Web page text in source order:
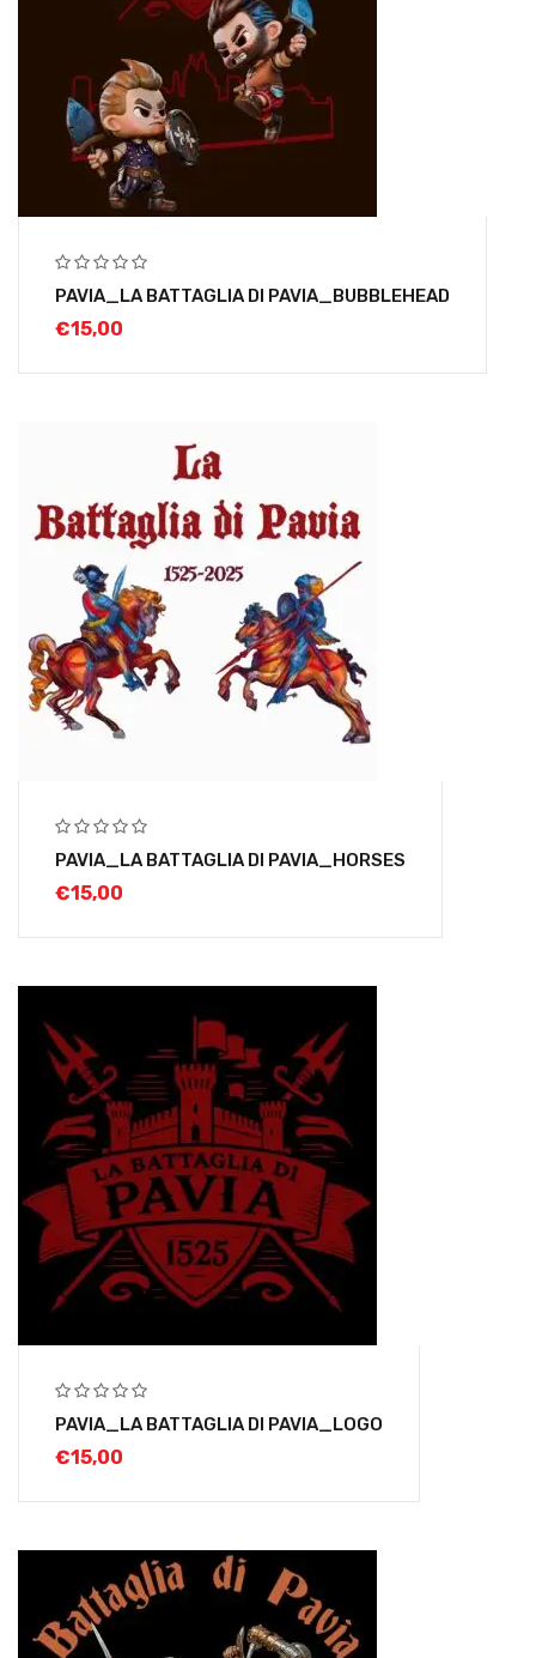
PAVIA_LA BATTAGLIA DI PAVIA_BUBBLEHEAD
€15,00
PAVIA_LA BATTAGLIA DI PAVIA_HORSES
€15,00
PAVIA_LA BATTAGLIA DI PAVIA_LOGO
€15,00